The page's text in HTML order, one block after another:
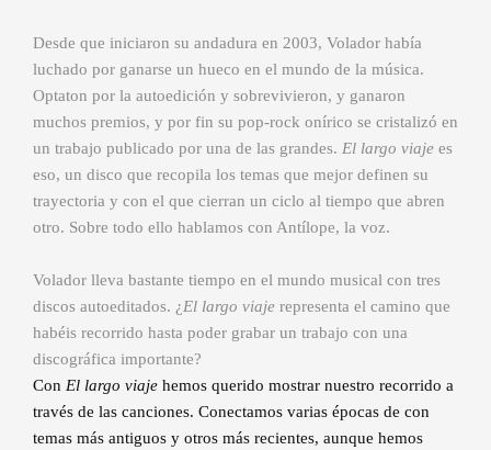
Desde que iniciaron su andadura en 2003, Volador había
luchado por ganarse un hueco en el mundo de la música.
Optaton por la autoedición y sobrevivieron, y ganaron
muchos premios, y por fin su pop-rock onírico se cristalizó en
un trabajo publicado por una de las grandes. El largo viaje es
eso, un disco que recopila los temas que mejor definen su
trayectoria y con el que cierran un ciclo al tiempo que abren
otro. Sobre todo ello hablamos con Antílope, la voz.
Volador lleva bastante tiempo en el mundo musical con tres
discos autoeditados. ¿El largo viaje representa el camino que
habéis recorrido hasta poder grabar un trabajo con una
discográfica importante?
Con El largo viaje hemos querido mostrar nuestro recorrido a
través de las canciones. Conectamos varias épocas de con
temas más antiguos y otros más recientes, aunque hemos